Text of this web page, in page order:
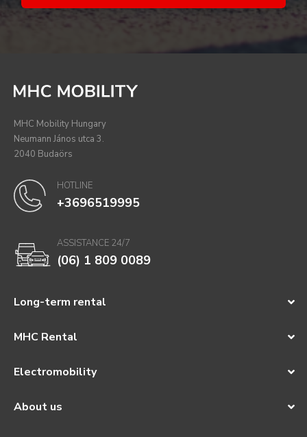
Long-term rental
MHC Rental
Electromobility
About us
MHC Mobility Hungary
Neumann János utca 3.
2040 Budaörs
HOTLINE
+3696519995
ASSISTANCE 24/7
(06) 1 809 0089